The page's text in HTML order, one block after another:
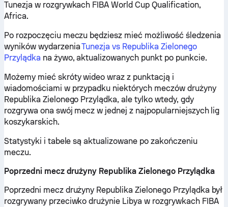
Tunezja w rozgrywkach FIBA World Cup Qualification,
Africa.
Po rozpoczęciu meczu będziesz mieć możliwość śledzenia
wyników wydarzeniaTunezja vs Republika Zielonego
Przylądka na żywo, aktualizowanych punkt po punkcie.
Możemy mieć skróty wideo wraz z punktacją i
wiadomościami w przypadku niektórych meczów drużyny
Republika Zielonego Przylądka, ale tylko wtedy, gdy
rozgrywa ona swój mecz w jednej z najpopularniejszych lig
koszykarskich.
Statystyki i tabele są aktualizowane po zakończeniu
meczu.
Poprzedni mecz drużyny Republika Zielonego Przylądka
Poprzedni mecz drużyny Republika Zielonego Przylądka był
rozgrywany przeciwko drużynie Libya w rozgrywkach FIBA